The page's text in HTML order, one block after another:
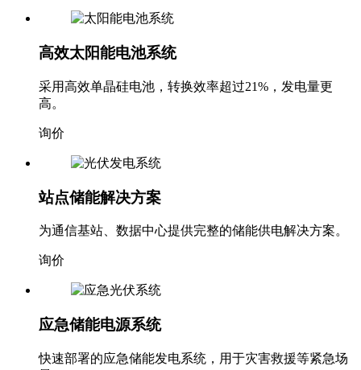
高效太阳能电池系统
采用高效单晶硅电池，转换效率超过21%，发电量更
高。
询价
站点储能解决方案
为通信基站、数据中心提供完整的储能供电解决方案。
询价
应急储能电源系统
快速部署的应急储能发电系统，用于灾害救援等紧急场